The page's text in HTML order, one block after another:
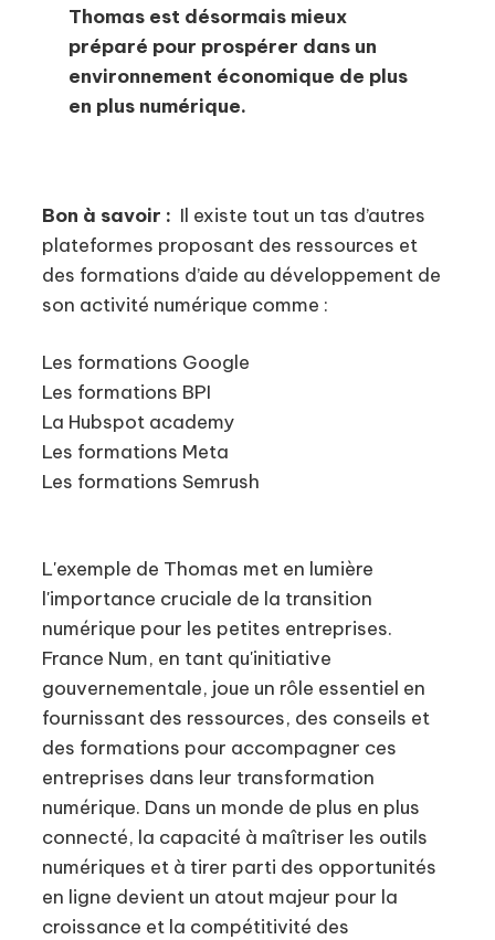
Thomas est désormais mieux
préparé pour prospérer dans un
environnement économique de plus
en plus numérique.
Bon à savoir : Il existe tout un tas d’autres
plateformes proposant des ressources et
des formations d’aide au développement de
son activité numérique comme :
Les formations Google
Les formations BPI
La Hubspot academy
Les formations Meta
Les formations Semrush
L'exemple de Thomas met en lumière
l'importance cruciale de la transition
numérique pour les petites entreprises.
France Num, en tant qu'initiative
gouvernementale, joue un rôle essentiel en
fournissant des ressources, des conseils et
des formations pour accompagner ces
entreprises dans leur transformation
numérique. Dans un monde de plus en plus
connecté, la capacité à maîtriser les outils
numériques et à tirer parti des opportunités
en ligne devient un atout majeur pour la
croissance et la compétitivité des